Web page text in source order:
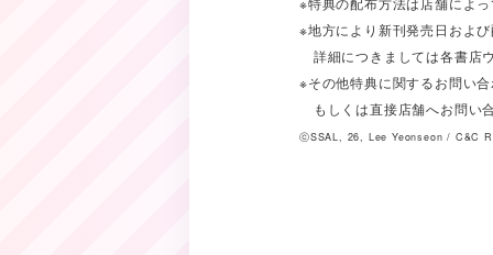
※地方により新刊発売日およ
詳細につきましては各書店
※その他特典に関するお問い
もしくは直接店舗へお問い
ⓒSSAL, 26, Lee Yeonseon / C&C